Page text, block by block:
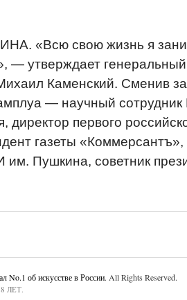
«Всю свою жизнь я
— утверждает
Каменский. Сменив
— научный
директор первого
газеты «Коммерсантъ»,
Пушкина, советник
No.1 об искусстве в России. All Rights Reserved.
ЛЕТ.